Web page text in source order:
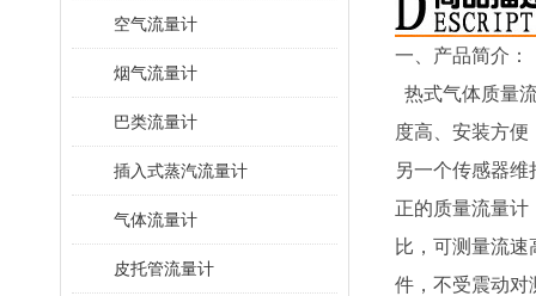
空气流量计
烟气流量计
巴类流量计
插入式蒸汽流量计
气体流量计
皮托管流量计
一、产品简介：
热式气体质量
度高、安装方
另一个传感器
正的质量流量计
比，可测量流速
件，不受震动对